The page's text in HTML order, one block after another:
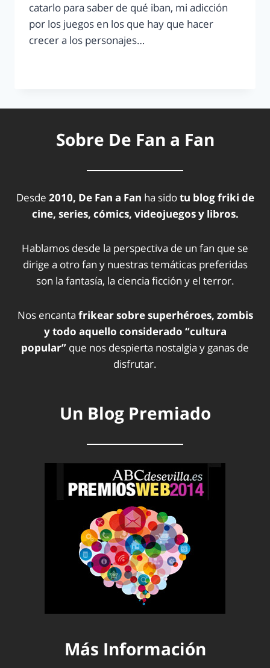
catarlo para saber de qué iban, mi adicción
por los juegos en los que hay que hacer
crecer a los personajes…
Sobre De Fan a Fan
Desde 2010, De Fan a Fan ha sidotu blog friki de
cine, series, cómics, videojuegos y libros.
Hablamos desde la perspectiva de un fan que se
dirige a otro fan y nuestras temáticas preferidas
son la fantasía, la ciencia ficción y el terror.
Nos encanta frikear sobre superhéroes, zombis
y todo aquello considerado “cultura
popular” que nos despierta nostalgia y ganas de
disfrutar.
Un Blog Premiado
Más Información